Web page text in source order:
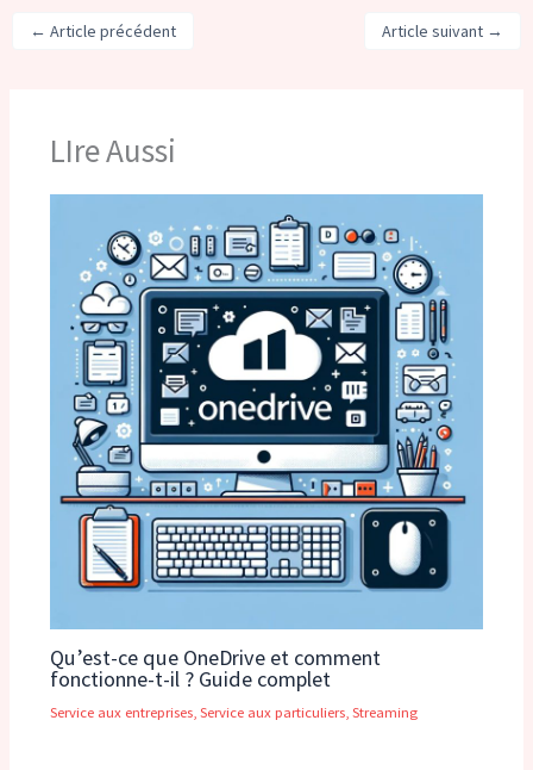
← Article précédent Article suivant →
LIre Aussi
Qu’est-ce que OneDrive et comment
fonctionne-t-il ? Guide complet
Service aux entreprises, Service aux particuliers, Streaming